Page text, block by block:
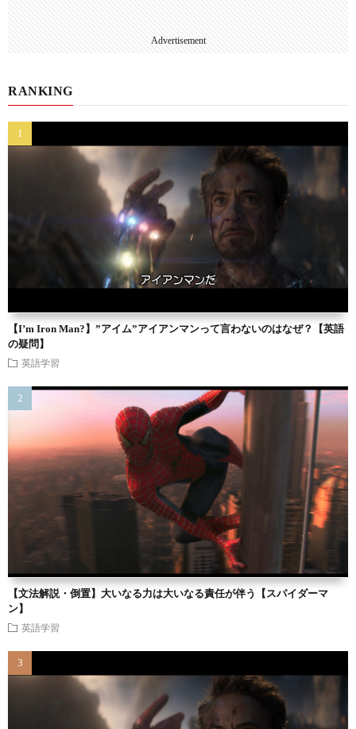
Advertisement
RANKING
【I’m Iron Man?】”アイム”アイアンマンって言わないのはなぜ？【英語
の疑問】
英語学習
【文法解説・倒置】大いなる力は大いなる責任が伴う【スパイダーマ
ン】
英語学習